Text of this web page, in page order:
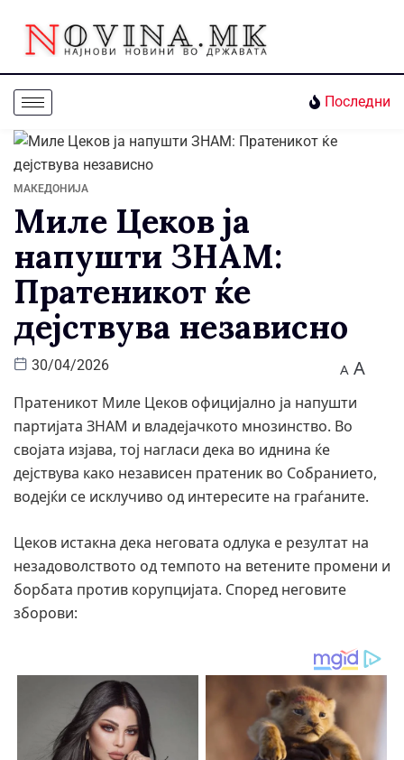
Последни
МАКЕДОНИЈА
Миле Цеков ја
напушти ЗНАМ:
Пратеникот ќе
дејствува независно
30/04/2026 A A
Пратеникот Миле Цеков официјално ја напушти
партијата ЗНАМ и владејачкото мнозинство. Во
својата изјава, тој нагласи дека во иднина ќе
дејствува како независен пратеник во Собранието,
водејќи се исклучиво од интересите на граѓаните.
Цеков истакна дека неговата одлука е резултат на
незадоволството од темпото на ветените промени и
борбата против корупцијата. Според неговите
зборови: